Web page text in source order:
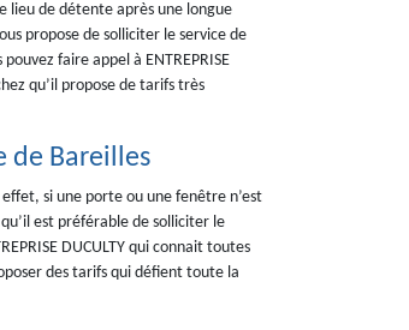
lieu de détente après une longue
propose de solliciter le service de
faire appel à ENTREPRISE
qu’il propose de tarifs très
de Bareilles
si une porte ou une fenêtre n’est
est préférable de solliciter le
DUCULTY qui connait toutes
des tarifs qui défient toute la